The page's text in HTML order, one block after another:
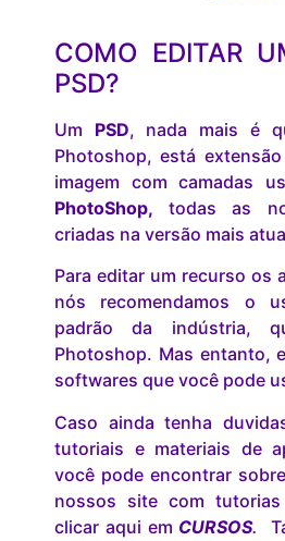
COMO EDITAR
PSD?
Um PSD, nada mais é
Photoshop, está
imagem com camadas
PhotoShop, todas as
criadas na versão mais
Para editar um recurso os
nós recomendamos o
padrão da indústria,
Photoshop. Mas entanto,
softwares que você pode
Caso ainda tenha
tutoriais e materiais de
você pode encontrar
nossos site com
clicar aqui em CURSOS.